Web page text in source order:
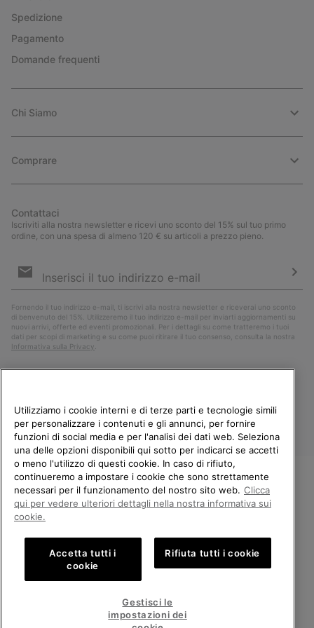
Spedizione
Pagamento
Domande frequenti
Chi Siamo
Comprare
Contattaci
Iscriviti alla nostra newsletter e ricevi uno sconto del 15% sul tuo primo
ordine, con una spesa di almeno 120 € su articoli a prezzo pieno.
e-
Fornendo il tuo indirizzo e-mail, ti iscrivi alla nostra newsletter e riceverai uno sconto
di benvenuto del 15%. Utilizzeremo il tuo indirizzo e-mail per inviarti aggiornamenti su
nuovi arrivi, offerte ed eventi promozionali. Per i dettagli su come tratteremo i tuoi
dati per scopi di marketing e su come puoi ritirare il tuo consenso, consulta la nostra
Informativa sulla Privacy
Italia
©2026Columbia Sportswear Company. Avenue des Morgines, 12 1213
Petit-Lancy Switzerland. Tutti i diritti riservati.
Politica sulla privacy Termini di utilizzo
Condizioni Generali di Vendita
Public CBCR
Servizio clienti: Lun. - Ven. 9:00 - 13:00 & 14:00 - 18:00
BENVENUTO/A IN SOREL.
SELEZIONA IL TUO PAESE DI
Shopping online disponibile
Utilizziamo i cookie interni e di terze parti e tecnologie simili
per personalizzare i contenuti e gli annunci, per fornire
funzioni di social media e per l'analisi dei dati web. Seleziona
una delle opzioni disponibili qui sotto per indicarci se accetti
o meno l'utilizzo di questi cookie. In caso di rifiuto,
continueremo a impostare i cookie che sono strettamente
necessari per il funzionamento del nostro sito web. Clicca
qui per vedere ulteriori dettagli nella nostra informativa sui
cookie.
Accetta tutti i
cookie
Rifiuta tutti i cookie
Gestisci le
impostazioni dei